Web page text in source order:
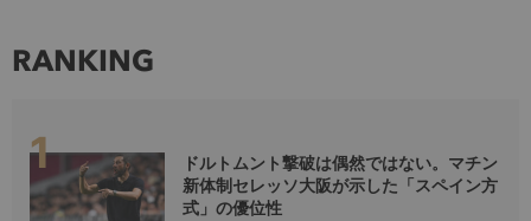
RANKING
ドルトムント撃破は偶然ではない。マチン
新体制セレッソ大阪が示した「スペイン方
式」の優位性